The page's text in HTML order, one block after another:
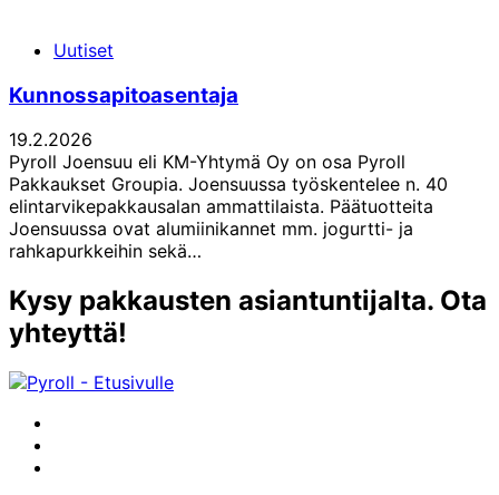
Uutiset
Kunnossapitoasentaja
19.2.2026
Pyroll Joensuu eli KM-Yhtymä Oy on osa Pyroll
Pakkaukset Groupia. Joensuussa työskentelee n. 40
elintarvikepakkausalan ammattilaista. Päätuotteita
Joensuussa ovat alumiinikannet mm. jogurtti- ja
rahkapurkkeihin sekä…
Kysy pakkausten asiantuntijalta. Ota
yhteyttä!